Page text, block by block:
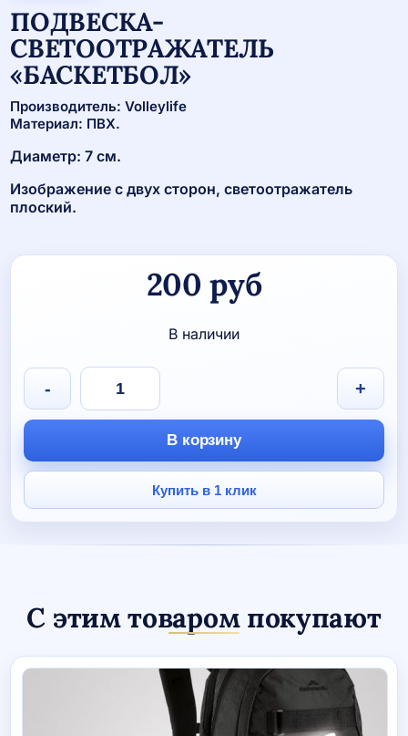
ПОДВЕСКА-
СВЕТООТРАЖАТЕЛЬ
«БАСКЕТБОЛ»
Производитель: Volleylife
Материал: ПВХ.
Диаметр: 7 см.
Изображение с двух сторон, светоотражатель
плоский.
200руб
В наличии
Количество
товара
Подвеска-
светоотражатель
- +
В корзину
Купить в 1 клик
С этим товаром покупают